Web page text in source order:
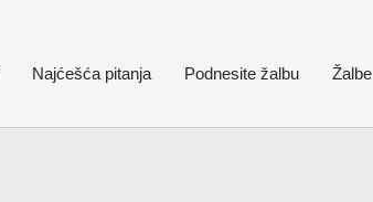
Najćešća pitanja Podnesite žalbu Žalbe